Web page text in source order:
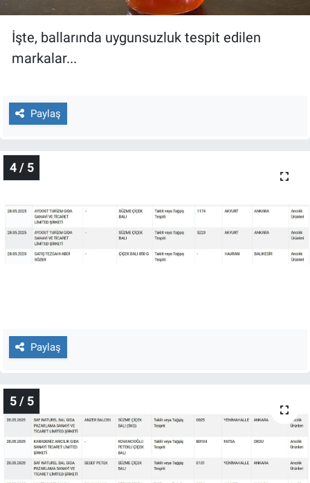
İşte, ballarında uygunsuzluk tespit edilen
markalar...
Paylaş
4 / 5
Paylaş
5 / 5